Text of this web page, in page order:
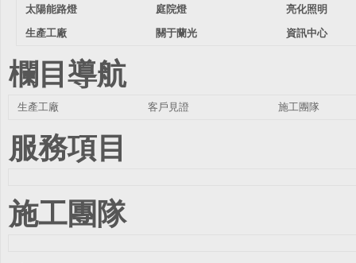
太陽能路燈 庭院燈
亮化照明
生產工廠
關于蘭光 資訊中心
欄目導航
生產工廠 客戶見證 施工團隊
服務項目
施工團隊